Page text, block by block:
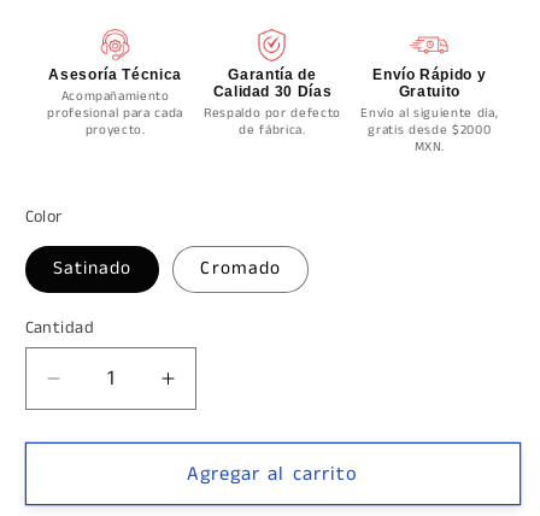
Asesoría Técnica
Acompañamiento
profesional para cada
proyecto.
Garantía de
Calidad 30 Días
Respaldo por defecto
de fábrica.
Envío Rápido y
Gratuito
Envío al siguiente día,
gratis desde $2000
MXN.
Color
Satinado Cromado
Cantidad
Cantidad
Reducir
cantidad
para
con
Aumentar
cantidad
para
Seguro
con
Agregar al carrito